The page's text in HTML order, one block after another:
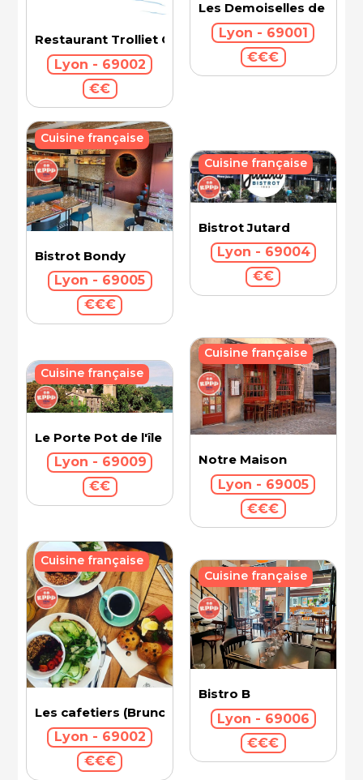
Restaurant Trolliet Grand Hotel Dieu
Lyon - 69002
€€
Les Demoiselles de
Lyon - 69001
€€€
Bistrot Bondy
Lyon - 69005
€€€
Cuisine française
Bistrot Jutard
Lyon - 69004
€€
Cuisine française
Le Porte Pot de l'île Barbe
Lyon - 69009
€€
Cuisine française
Notre Maison
Lyon - 69005
€€€
Cuisine française
Les cafetiers (Brunch)
Lyon - 69002
€€€
Cuisine française
Bistro B
Lyon - 69006
€€€
Cuisine française